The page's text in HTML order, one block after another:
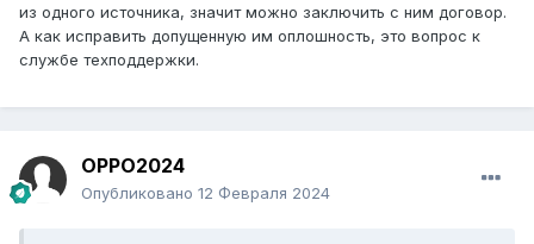
из одного источника, значит можно заключить с ним договор.
А как исправить допущенную им оплошность, это вопрос к
службе техподдержки.
OPPO2024
Опубликовано 12 Февраля 2024